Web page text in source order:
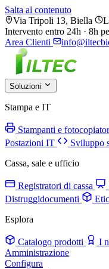
Salta al contenuto
Via Tripoli 13, Biella
Intervento entro 24h · 8h
Area Clienti
Soluzioni
Stampa e IT
Stampanti e
Postazioni IT
Sviluppo
Cassa, sale e ufficio
Registratori di cassa
Distruggidocumenti
Esplora
Catalogo prodotti I
Amministrazione
Configura